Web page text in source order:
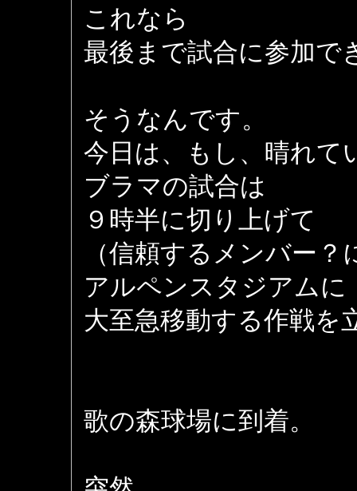
これなら
最後まで試合に参加で
そうなんです。
今日は、もし、晴れて
ブラマの試合は
９時半に切り上げて
（信頼するメンバー
アルペンスタジアムに
大至急移動する作戦を
歌の森球場に到着。